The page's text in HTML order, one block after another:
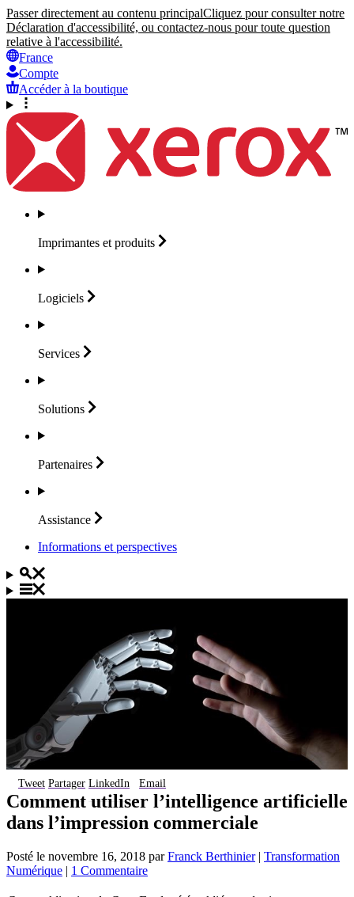
Passer directement au contenu principalCliquez pour consulter notre
Déclaration d'accessibilité, ou contactez-nous pour toute question
relative à l'accessibilité.
France
Compte
Accéder à la boutique
Imprimantes et produits
Logiciels
Services
Solutions
Partenaires
Assistance
Informations et perspectives
Tweet Partager LinkedIn Email
Comment utiliser l’intelligence artificielle
dans l’impression commerciale
Posté le novembre 16, 2018 parFranck Berthinier| Transformation
Numérique | 1 Commentaire